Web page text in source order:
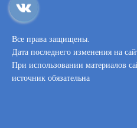
Все права защищены.
Дата последнего изменения на
При использовании материалов
источник обязательна